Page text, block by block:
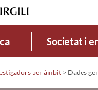
Societat i
per àmbit > Dades